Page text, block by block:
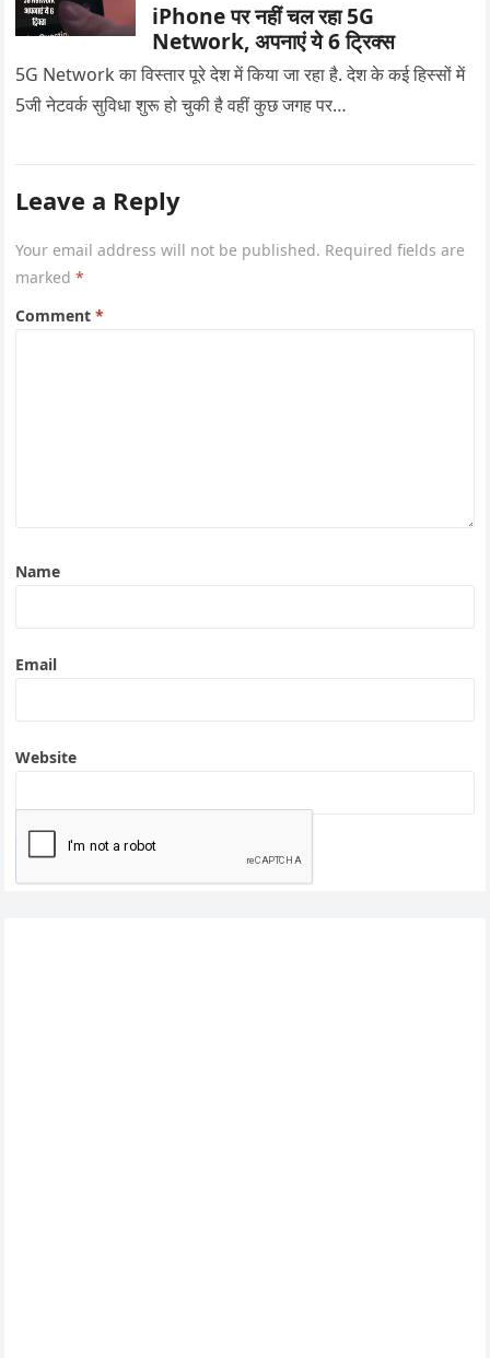
iPhone पर नहीं चल रहा 5G
Network, अपनाएं ये 6 ट्रिक्स
5G Network का विस्तार पूरे देश में किया जा रहा है. देश के कई हिस्सों में
5जी नेटवर्क सुविधा शुरू हो चुकी है वहीं कुछ जगह पर…
Leave a Reply
Your email address will not be published. Required fields are
marked*
Comment*
Name
Email
Website